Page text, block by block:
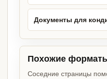
Документы для
Похожие
Соседние страницы